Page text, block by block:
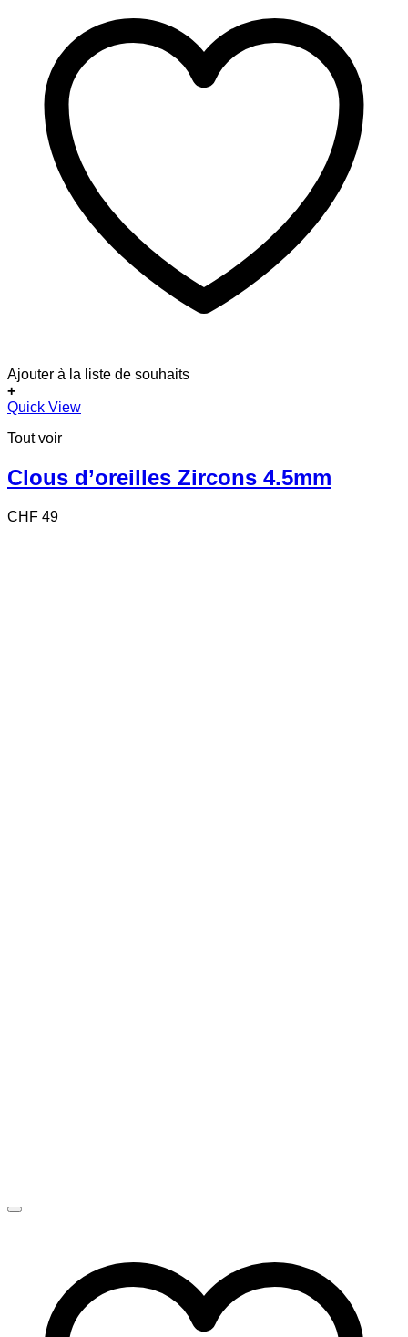
Ajouter à la liste de souhaits
+
Quick View
Tout voir
Clous d’oreilles Zircons 4.5mm
CHF 49